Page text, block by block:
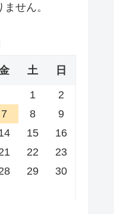
せん。
土 日
1
2
7 8
9
15
16
22
23
29
30